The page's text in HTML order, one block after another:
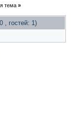
тема »
, гостей: 1)